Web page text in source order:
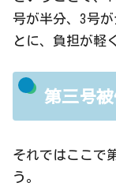
号が半分、3号
とに、負担が軽
第三号
それではここで
う。